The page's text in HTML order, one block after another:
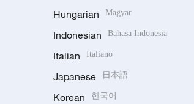
Hungarian Magyar
Indonesian Bahasa Indonesia
Italian Italiano
Japanese 日本語
Korean 한국어